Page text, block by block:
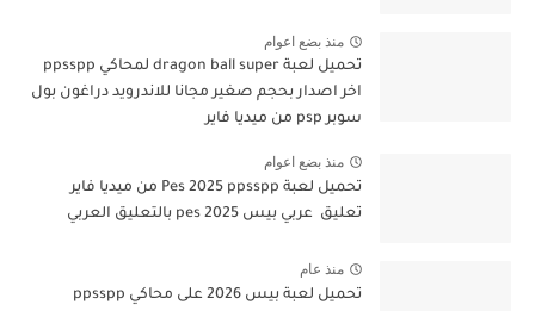
منذ بضع اعوام
تحميل لعبة dragon ball super لمحاكي ppsspp
اخر اصدار بحجم صغير مجانا للاندرويد دراغون بول
سوبر psp من ميديا فاير
منذ بضع اعوام
تحميل لعبة Pes 2025 ppsspp من ميديا فاير
تعليق عربي بيس pes 2025 بالتعليق العربي
منذ عام
تحميل لعبة بيس 2026 على محاكي ppsspp